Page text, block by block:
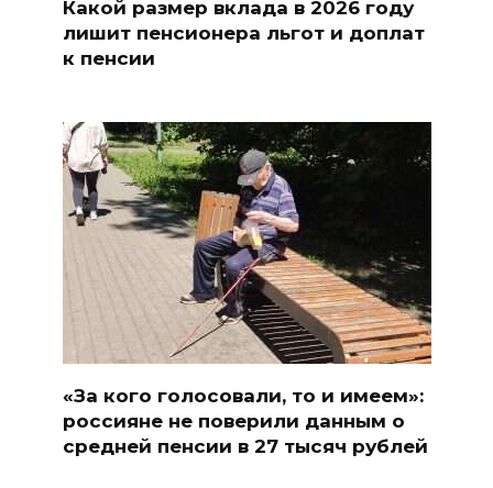
Какой размер вклада в 2026 году
лишит пенсионера льгот и доплат
к пенсии
«За кого голосовали, то и имеем»:
россияне не поверили данным о
средней пенсии в 27 тысяч рублей